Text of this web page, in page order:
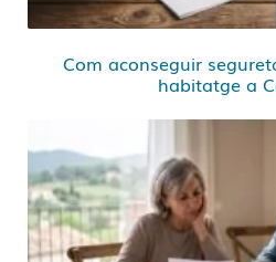
Com aconseguir
habitatge a